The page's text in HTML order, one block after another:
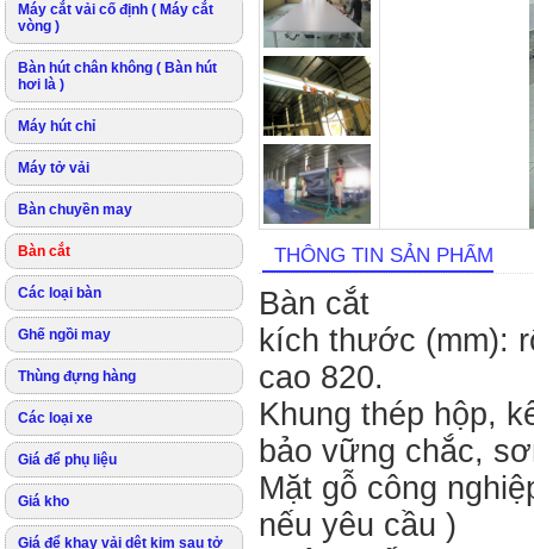
Máy cắt vải cố định ( Máy cắt
vòng )
Bàn hút chân không ( Bàn hút
hơi là )
Máy hút chỉ
Máy tở vải
Bàn chuyền may
Bàn cắt
Các loại bàn
Ghế ngồi may
Thùng đựng hàng
Các loại xe
Giá để phụ liệu
Giá kho
Giá để khay vải dệt kim sau tở
THÔNG TIN SẢN PHẨM
Bàn cắt
kích thước (mm):
cao 820.
Khung thép hộp,
bảo vững chắc,
Mặt gỗ công
nếu yêu cầu )